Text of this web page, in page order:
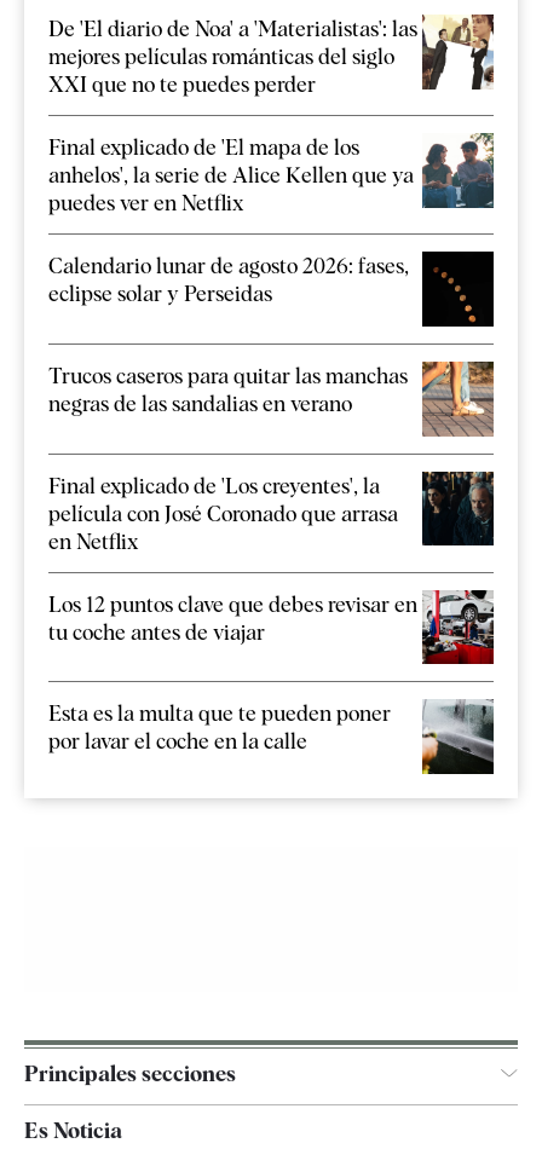
De 'El diario de Noa' a 'Materialistas': las
mejores películas románticas del siglo
XXI que no te puedes perder
Final explicado de 'El mapa de los
anhelos', la serie de Alice Kellen que ya
puedes ver en Netflix
Calendario lunar de agosto 2026: fases,
eclipse solar y Perseidas
Trucos caseros para quitar las manchas
negras de las sandalias en verano
Final explicado de 'Los creyentes', la
película con José Coronado que arrasa
en Netflix
Los 12 puntos clave que debes revisar en
tu coche antes de viajar
Esta es la multa que te pueden poner
por lavar el coche en la calle
Principales secciones
Es Noticia